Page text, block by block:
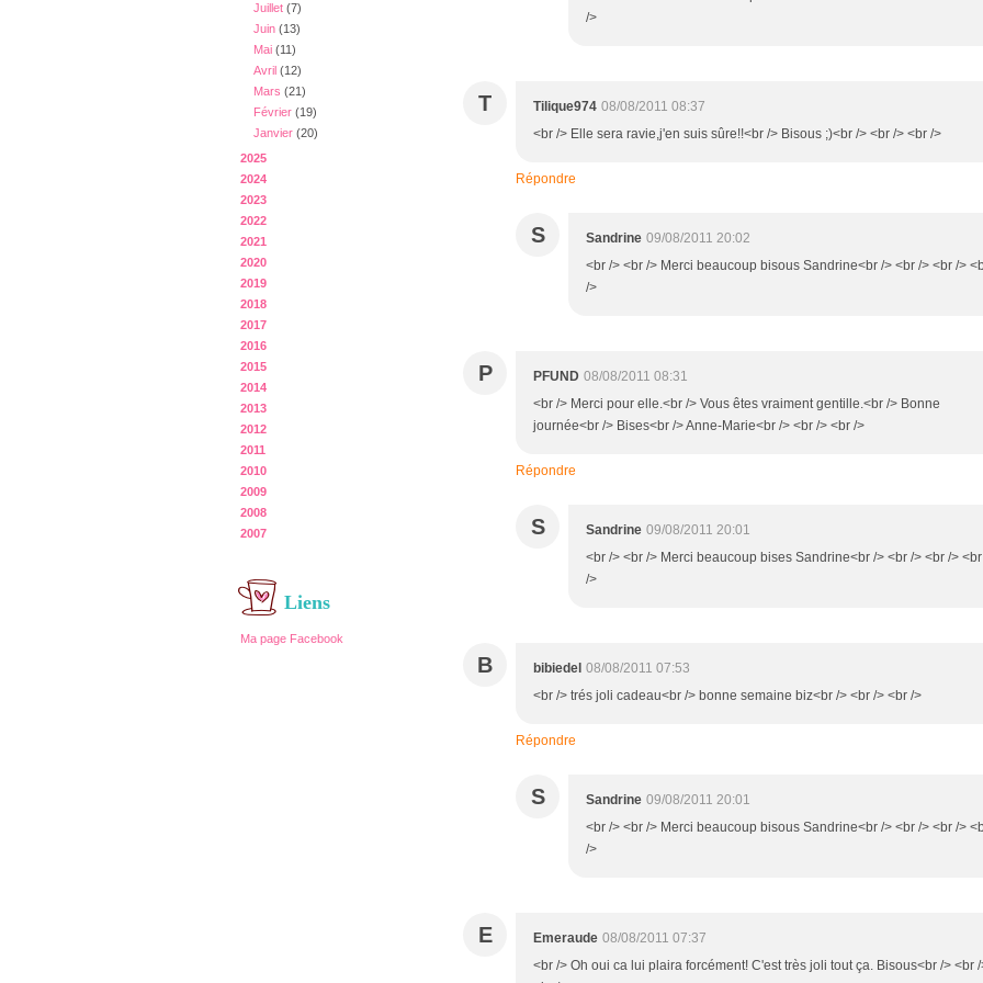
Juillet (7)
Juin (13)
Mai (11)
Avril (12)
Mars (21)
Février (19)
Janvier (20)
2025
2024
2023
2022
2021
2020
2019
2018
2017
2016
2015
2014
2013
2012
2011
2010
2009
2008
2007
Liens
Ma page Facebook
/>
T Tilique974 08/08/2011 08:37
<br /> Elle sera ravie,j'en suis sûre!!<br /> Bisous ;)<br /> <br /> <br />
Répondre
S Sandrine 09/08/2011 20:02
<br /> <br /> Merci beaucoup bisous Sandrine<br /> <br /> <br />
/>
P PFUND 08/08/2011 08:31
<br /> Merci pour elle.<br /> Vous êtes vraiment gentille.<br /> Bonne
journée<br /> Bises<br /> Anne-Marie<br /> <br /> <br />
Répondre
S Sandrine 09/08/2011 20:01
<br /> <br /> Merci beaucoup bises Sandrine<br /> <br /> <br /> <br
/>
B bibiedel 08/08/2011 07:53
<br /> trés joli cadeau<br /> bonne semaine biz<br /> <br /> <br />
Répondre
S Sandrine 09/08/2011 20:01
<br /> <br /> Merci beaucoup bisous Sandrine<br /> <br /> <br />
/>
E Emeraude 08/08/2011 07:37
<br /> Oh oui ca lui plaira forcément! C'est très joli tout ça. Bisous<br /> <br /